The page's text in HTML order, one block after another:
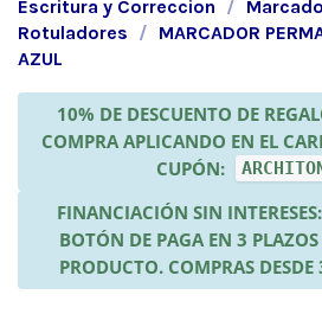
Escritura y Correccion
Rotuladores
MARCADOR
AZUL
10% DE DESCUENTO DE
COMPRA APLICANDO EN EL
CUPÓN:
FINANCIACIÓN SIN
BOTÓN DE PAGA EN 3
PRODUCTO. COMPRAS